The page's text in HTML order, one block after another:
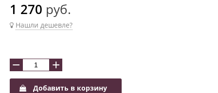
1 270 руб.
Нашли дешевле?
− +
Добавить в корзину